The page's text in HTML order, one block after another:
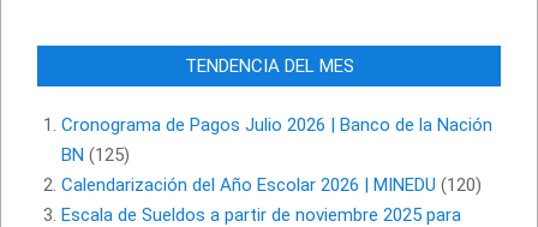
TENDENCIA DEL MES
Cronograma de Pagos Julio 2026 | Banco de la Nación
BN (125)
Calendarización del Año Escolar 2026 | MINEDU (120)
Escala de Sueldos a partir de noviembre 2025 para